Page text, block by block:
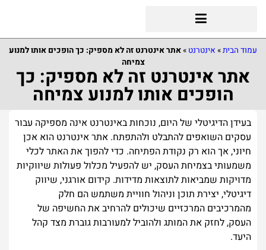
עמוד הבית» אינטרנט »אתר אינטרנט זה לא מספיק: כך הופכים אותו למנוע
צמיחה
אתר אינטרנט זה לא מספיק: כך
הופכים אותו למנוע צמיחה
בעידן הדיגיטלי של היום, נוכחות באינטרנט אינה מספיקה עבור
עסקים השואפים להתבלט ולהתפתח. אתר אינטרנט הוא אכן
חיוני, אך הוא רק נקודת הפתיחה. כדי להפוך את האתר לכלי
משמעותי בצמיחת העסק, יש להפעיל מכלול פעולות שיווקיות
מדויקות שמביאות לתוצאות מדידות. קידום אורגני, שיווק
דיגיטלי, יצירת תוכן וניהול חוויית משתמש הם חלק
מהמרכיבים המרכזיים שיכולים להרחיב את החשיפה של
העסק, לחזק את המותג ולהוביל למעורבות גוברת מצד קהל
היעד.